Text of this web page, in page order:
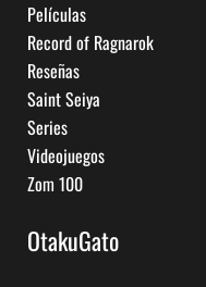
Películas
Record of Ragnarok
Reseñas
Saint Seiya
Series
Videojuegos
Zom 100
OtakuGato